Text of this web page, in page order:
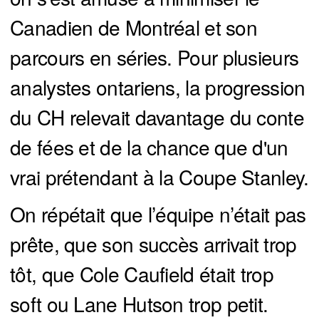
Canadien de Montréal et son
parcours en séries. Pour plusieurs
analystes ontariens, la progression
du CH relevait davantage du conte
de fées et de la chance que d'un
vrai prétendant à la Coupe Stanley.
On répétait que l’équipe n’était pas
prête, que son succès arrivait trop
tôt, que Cole Caufield était trop
soft ou Lane Hutson trop petit.